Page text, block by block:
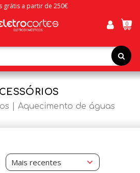
grátis a partir de 250€
0
Aquecimento de águas